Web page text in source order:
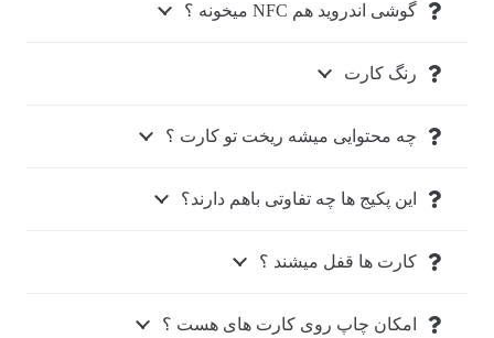
گوشی اندروید هم NFC میخونه ؟
رنگ کارت
چه محتوایی میشه ریخت تو کارت ؟
این پکیج ها چه تفاوتی باهم دارند؟
کارت ها قفل میشند ؟
امکان چاپ روی کارت های هست ؟